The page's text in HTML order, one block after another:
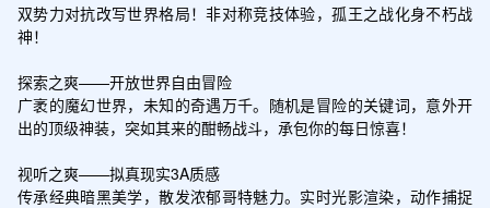
双势力对抗改写世界格局！非对称竞技体验，孤王之战化身不朽战
神！
探索之爽——开放世界自由冒险
广袤的魔幻世界，未知的奇遇万千。随机是冒险的关键词，意外开
出的顶级神装，突如其来的酣畅战斗，承包你的每日惊喜！
视听之爽——拟真现实3A质感
传承经典暗黑美学，散发浓郁哥特魅力。实时光影渲染，动作捕捉